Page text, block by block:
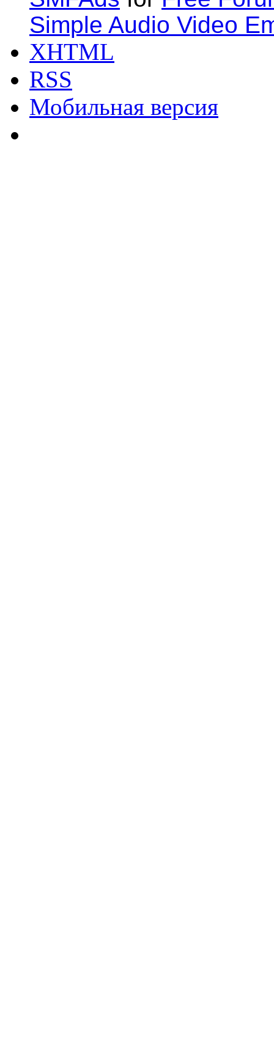
Simple Audio Video
XHTML
RSS
Мобильная версия